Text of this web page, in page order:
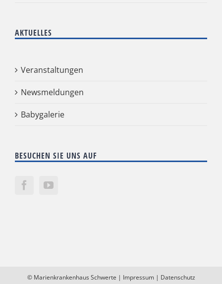
AKTUELLES
Veranstaltungen
Newsmeldungen
Babygalerie
BESUCHEN SIE UNS AUF
© Marienkrankenhaus Schwerte | Impressum| Datenschutz